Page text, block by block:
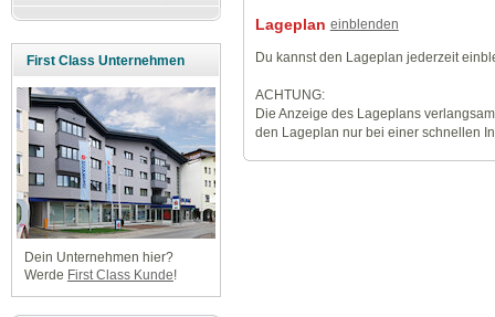
First Class Unternehmen
Dein Unternehmen hier?
Werde First Class Kunde!
Lageplan einblenden
Du kannst den Lageplan jederzeit
ACHTUNG:
Die Anzeige des Lageplans
den Lageplan nur bei einer schnellen